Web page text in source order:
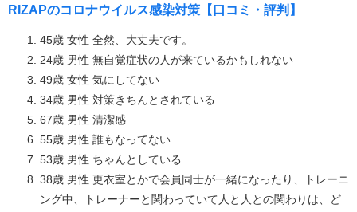
RIZAPのコロナウイルス感染対策【口コミ・評判】
45歳 女性 全然、大丈夫です。
24歳 男性 無自覚症状の人が来ているかもしれない
49歳 女性 気にしてない
34歳 男性 対策きちんとされている
67歳 男性 清潔感
55歳 男性 誰もなってない
53歳 男性 ちゃんとしている
38歳 男性 更衣室とかで会員同士が一緒になったり、トレーニ
ング中、トレーナーと関わっていて人と人との関わりは、ど